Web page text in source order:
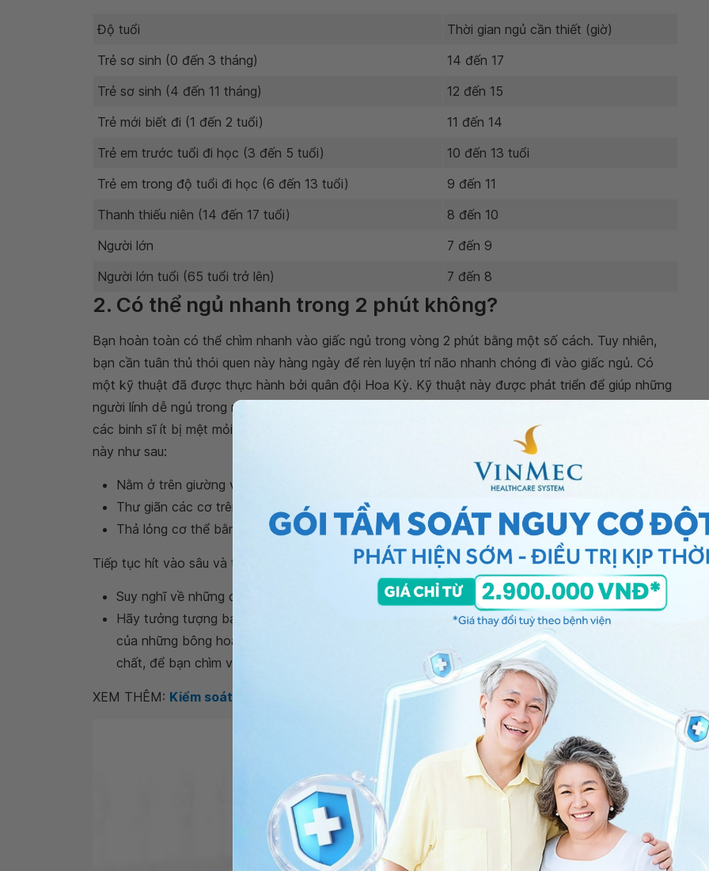
Độ tuổi
Thời gian ngủ cần thiết (giờ)
Trẻ sơ sinh (0 đến 3 tháng)
14 đến 17
Trẻ sơ sinh (4 đến 11 tháng)
12 đến 15
Trẻ mới biết đi (1 đến 2 tuổi)
11 đến 14
Trẻ em trước tuổi đi học (3 đến 5 tuổi)
10 đến 13 tuổi
Trẻ em trong độ tuổi đi học (6 đến 13 tuổi)
9 đến 11
Thanh thiếu niên (14 đến 17 tuổi)
8 đến 10
Người lớn
7 đến 9
Người lớn tuổi (65 tuổi trở lên)
7 đến 8
2. Có thể ngủ nhanh trong 2 phút không?
Bạn hoàn toàn có thể chìm nhanh vào giấc ngủ trong vòng 2 phút bằng một số cách. Tuy nhiên,
bạn cần tuân thủ thói quen này hàng ngày để rèn luyện trí não nhanh chóng đi vào giấc ngủ. Có
một kỹ thuật đã được thực hành bởi quân đội Hoa Kỳ. Kỹ thuật này được phát triển để giúp những
người lính dễ ngủ trong những tình huống căng thẳng như trên chiến trường. Bằng cách ngủ đủ giấc,
các binh sĩ ít bị mệt mỏi vào ban ngày và giảm xác suất mắc sai lầm. Các bước thực hiện kỹ thuật
này như sau:
Nằm ở trên giường và bắt đầu thở chậm sâu.
Thư giãn các cơ trên khuôn mặt bằng ở các vị trí: hàm, trán và xung quanh mắt.
Thả lỏng cơ thể bằng cách thả vai xuống thấp nhất có thể
Tiếp tục hít vào sâu và thở ra từ từ.
Suy nghĩ về những điều tích cực, kỷ niệm hạnh phúc
Hãy tưởng tượng bạn đang ở một danh lam thắng cảnh ven hồ với hương thơm nhẹ nhàng
của những bông hoa xung quanh bạn. Điều này có thể giúp bạn thoải mái về tinh thần và thể
chất, để bạn chìm vào giấc ngủ nhanh chóng.
XEM THÊM: Kiểm soát ngủ ngắt quãng: Ăn uống đúng cách để tạo giấc ngủ ngon